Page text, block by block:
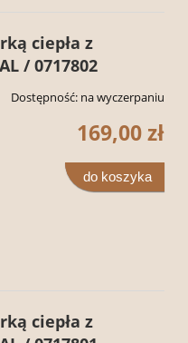
ciepła z
/ 0717802
Dostępność: na wyczerpaniu
169,00 zł
do koszyka
ciepła z